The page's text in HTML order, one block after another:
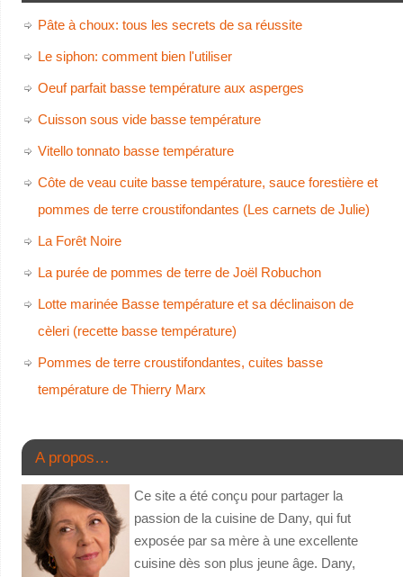
Pâte à choux: tous les secrets de sa réussite
Le siphon: comment bien l'utiliser
Oeuf parfait basse température aux asperges
Cuisson sous vide basse température
Vitello tonnato basse température
Côte de veau cuite basse température, sauce forestière et
pommes de terre croustifondantes (Les carnets de Julie)
La Forêt Noire
La purée de pommes de terre de Joël Robuchon
Lotte marinée Basse température et sa déclinaison de
cèleri (recette basse température)
Pommes de terre croustifondantes, cuites basse
température de Thierry Marx
A propos…
Ce site a été conçu pour partager la
passion de la cuisine de Dany, qui fut
exposée par sa mère à une excellente
cuisine dès son plus jeune âge. Dany,